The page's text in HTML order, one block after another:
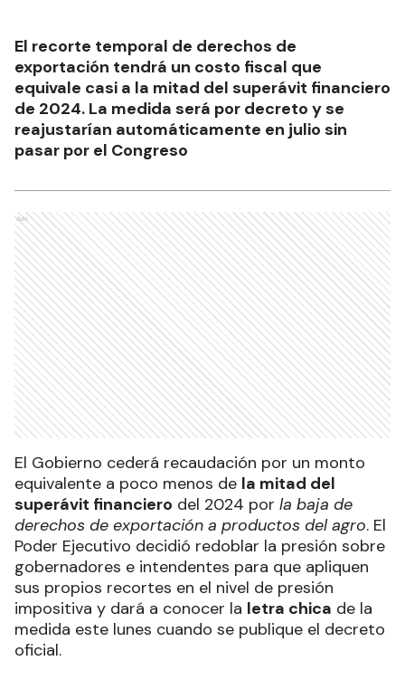
El recorte temporal de derechos de
exportación tendrá un costo fiscal que
equivale casi a la mitad del superávit financiero
de 2024. La medida será por decreto y se
reajustarían automáticamente en julio sin
pasar por el Congreso
Ads
El Gobierno cederá recaudación por un monto
equivalente a poco menos de la mitad del
superávit financiero del 2024 por la baja de
derechos de exportación a productos del agro. El
Poder Ejecutivo decidió redoblar la presión sobre
gobernadores e intendentes para que apliquen
sus propios recortes en el nivel de presión
impositiva y dará a conocer la letra chica de la
medida este lunes cuando se publique el decreto
oficial.